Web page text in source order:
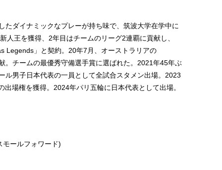
たダイナミックなプレーが持ち味で、筑波大学在学中に
人王を獲得、2年目はチームのリーグ2連覇に貢献し、
Legends」と契約。20年7月、オーストラリアの
。チームの最優秀守備選手賞に選ばれた。2021年45年ぶ
ル男子日本代表の一員として全試合スタメン出場。2023
場権を獲得。2024年パリ五輪に日本代表として出場。
モールフォワード)